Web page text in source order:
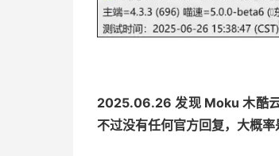
2025.06.26 发现 Moku 木酷
不过没有任何官方回复，大概率